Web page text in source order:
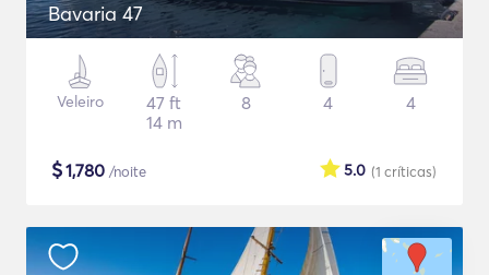
Bavaria 47
Veleiro
47 ft
14 m
8 4 4
$1,780 /noite (1 críticas)
5.0